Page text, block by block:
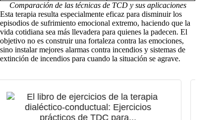
Comparación de las técnicas de TCD y sus aplicaciones
Esta terapia resulta especialmente eficaz para disminuir los
episodios de sufrimiento emocional extremo, haciendo que la
vida cotidiana sea más llevadera para quienes la padecen. El
objetivo no es construir una fortaleza contra las emociones,
sino instalar mejores alarmas contra incendios y sistemas de
extinción de incendios para cuando la situación se agrave.